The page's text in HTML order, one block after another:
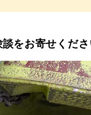
をお寄せくださ